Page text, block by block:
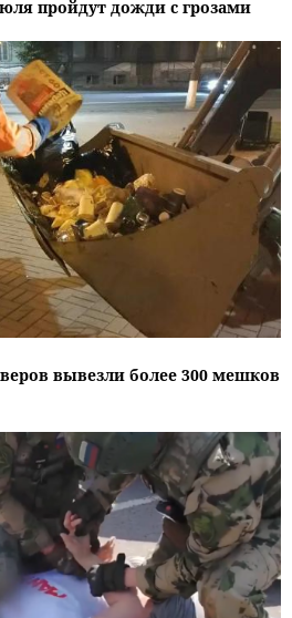
пройдут дожди с грозами
вывезли более 300 мешков